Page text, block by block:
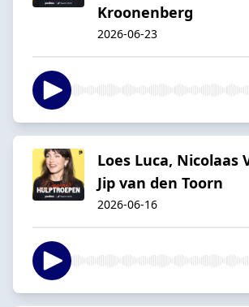
Kroonenberg
2026-06-23
Loes Luca, Nicolaas
Jip van den Toorn
2026-06-16